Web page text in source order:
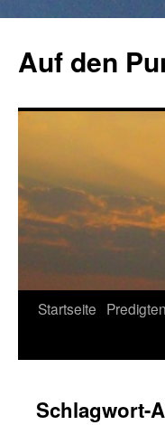
springen
Auf den
Startseite Predigten
Schlagwort-